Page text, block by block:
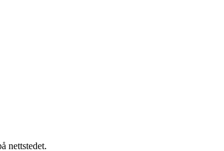
nettstedet.